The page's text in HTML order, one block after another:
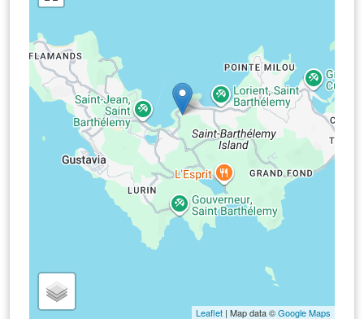
Leaflet | Map data ©Google Maps